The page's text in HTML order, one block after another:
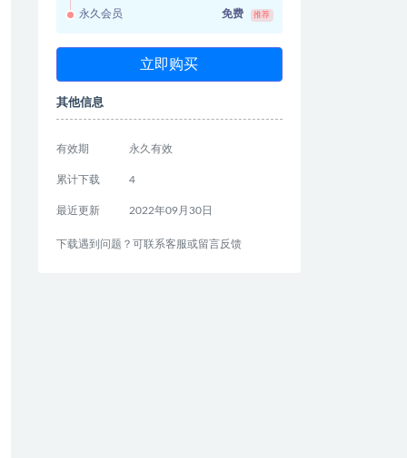
永久会员 免费 推荐
立即购买
其他信息
有效期 永久有效
累计下载 4
最近更新 2022年09月30日
下载遇到问题？可联系客服或留言反馈